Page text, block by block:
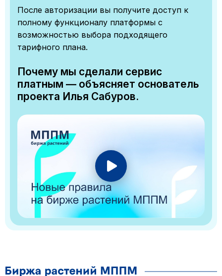
После авторизации вы получите доступ к
полному функционалу платформы с
возможностью выбора подходящего
тарифного плана.
Почему мы сделали сервис
платным — объясняет основатель
проекта Илья Сабуров.